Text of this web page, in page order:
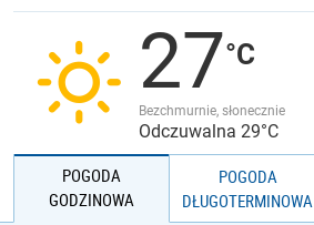
JAKOŚĆ POWIETRZA
27
Bezchmurnie, słonecznie
Odczuwalna 29°C
POGODA
GODZINOWA
POGODA
DŁUGOTERMINOWA